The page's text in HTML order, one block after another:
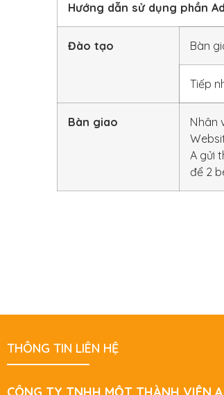
Hướng dẫn sử dụng phần
Đào tạo Bàn
Tiếp
Bàn giao
Nhân
A gửi
để 2
THÔNG TIN LIÊN HỆ